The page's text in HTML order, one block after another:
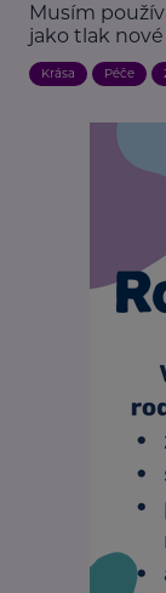
Musím
jako tlak
Krása Péče